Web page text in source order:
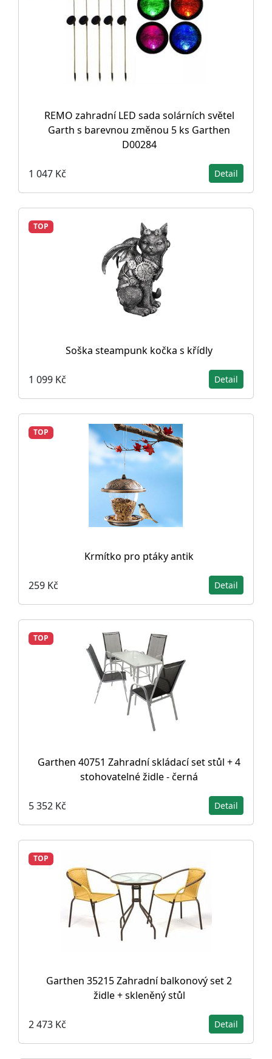
REMO zahradní LED sada solárních světel
Garth s barevnou změnou 5 ks Garthen
D00284
1 047 Kč Detail
TOP
Soška steampunk kočka s křídly
1 099 Kč Detail
TOP
Krmítko pro ptáky antik
259 Kč Detail
TOP
Garthen 40751 Zahradní skládací set stůl + 4
stohovatelné židle - černá
5 352 Kč Detail
TOP
Garthen 35215 Zahradní balkonový set 2
židle + skleněný stůl
2 473 Kč Detail